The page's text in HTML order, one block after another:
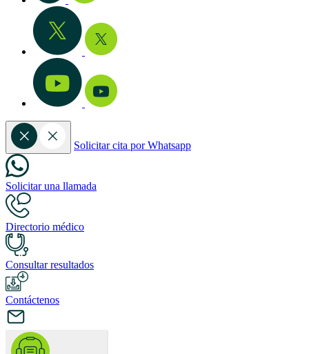
Solicitar cita por Whatsapp
Solicitar una llamada
Directorio médico
Consultar resultados
Contáctenos